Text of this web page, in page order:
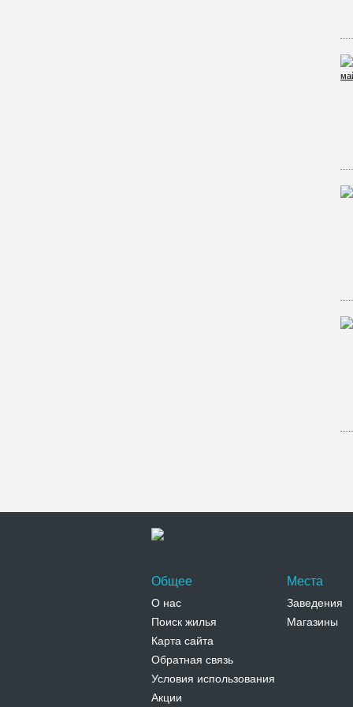
Общее
О нас
Поиск жилья
Карта сайта
Обратная связь
Условия использования
Акции
Места
Заведения
Магазины